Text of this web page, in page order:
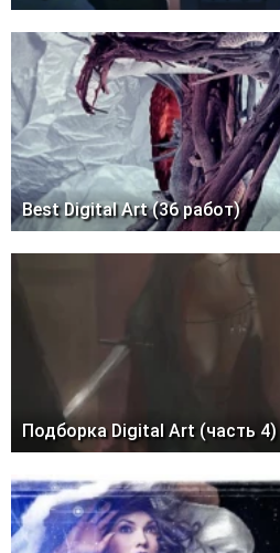
Best Digital Art (36 работ)
Подборка Digital Art (часть